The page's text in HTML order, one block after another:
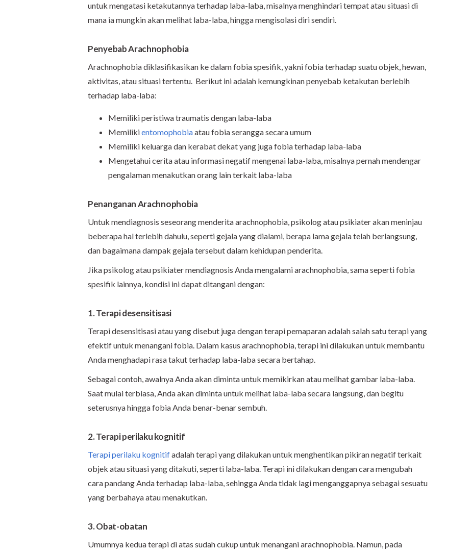
untuk mengatasi ketakutannya terhadap laba-laba, misalnya menghindari tempat atau situasi di
mana ia mungkin akan melihat laba-laba, hingga mengisolasi diri sendiri.
Penyebab Arachnophobia
Arachnophobia diklasifikasikan ke dalam fobia spesifik, yakni fobia terhadap suatu objek, hewan,
aktivitas, atau situasi tertentu. Berikut ini adalah kemungkinan penyebab ketakutan berlebih
terhadap laba-laba:
Memiliki peristiwa traumatis dengan laba-laba
Memilikientomophobiaatau fobia serangga secara umum
Memiliki keluarga dan kerabat dekat yang juga fobia terhadap laba-laba
Mengetahui cerita atau informasi negatif mengenai laba-laba, misalnya pernah mendengar
pengalaman menakutkan orang lain terkait laba-laba
Penanganan Arachnophobia
Untuk mendiagnosis seseorang menderita arachnophobia, psikolog atau psikiater akan meninjau
beberapa hal terlebih dahulu, seperti gejala yang dialami, berapa lama gejala telah berlangsung,
dan bagaimana dampak gejala tersebut dalam kehidupan penderita.
Jika psikolog atau psikiater mendiagnosis Anda mengalami arachnophobia, sama seperti fobia
spesifik lainnya, kondisi ini dapat ditangani dengan:
1. Terapi desensitisasi
Terapi desensitisasi atau yang disebut juga dengan terapi pemaparan adalah salah satu terapi yang
efektif untuk menangani fobia. Dalam kasus arachnophobia, terapi ini dilakukan untuk membantu
Anda menghadapi rasa takut terhadap laba-laba secara bertahap.
Sebagai contoh, awalnya Anda akan diminta untuk memikirkan atau melihat gambar laba-laba.
Saat mulai terbiasa, Anda akan diminta untuk melihat laba-laba secara langsung, dan begitu
seterusnya hingga fobia Anda benar-benar sembuh.
2. Terapi perilaku kognitif
Terapi perilaku kognitifadalah terapi yang dilakukan untuk menghentikan pikiran negatif terkait
objek atau situasi yang ditakuti, seperti laba-laba. Terapi ini dilakukan dengan cara mengubah
cara pandang Anda terhadap laba-laba, sehingga Anda tidak lagi menganggapnya sebagai sesuatu
yang berbahaya atau menakutkan.
3. Obat-obatan
Umumnya kedua terapi di atas sudah cukup untuk menangani arachnophobia. Namun, pada